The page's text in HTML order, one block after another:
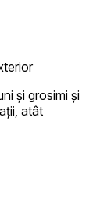
și grosimi și
atât